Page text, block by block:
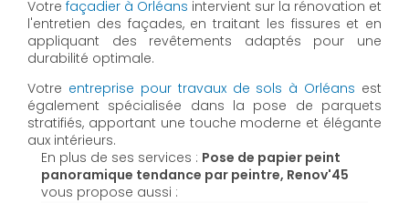
Votre façadier à Orléans intervient sur la rénovation et
l'entretien des façades, en traitant les fissures et en
appliquant des revêtements adaptés pour une
durabilité optimale.
Votre entreprise pour travaux de sols à Orléans est
également spécialisée dans la pose de parquets
stratifiés, apportant une touche moderne et élégante
aux intérieurs.
En plus de ses services : Pose de papier peint
panoramique tendance par peintre, Renov'45
vous propose aussi :